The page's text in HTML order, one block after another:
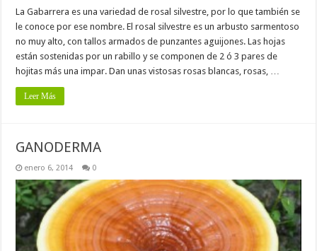
La Gabarrera es una variedad de rosal silvestre, por lo que también se
le conoce por ese nombre. El rosal silvestre es un arbusto sarmentoso
no muy alto, con tallos armados de punzantes aguijones. Las hojas
están sostenidas por un rabillo y se componen de 2 ó 3 pares de
hojitas más una impar. Dan unas vistosas rosas blancas, rosas, …
Leer Más
GANODERMA
enero 6, 2014 0